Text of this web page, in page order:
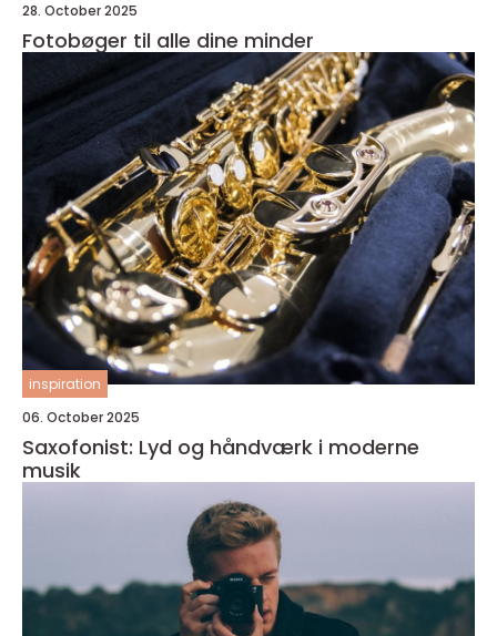
28. October 2025
Fotobøger til alle dine minder
inspiration
06. October 2025
Saxofonist: Lyd og håndværk i moderne
musik